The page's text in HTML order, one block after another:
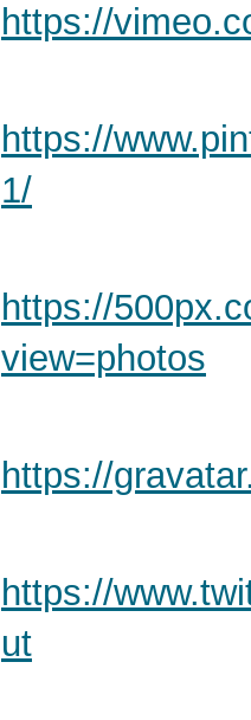
https://
https://
1/
https://
view=photos
https://
https://
ut